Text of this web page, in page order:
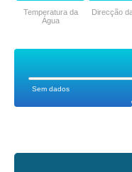
Sem dados
Temperatura da
Água
Direcção